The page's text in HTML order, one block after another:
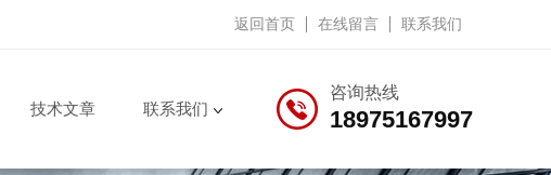
返回首页 在线留言 联系我们
咨询热线
18975167997
技术文章 联系我们